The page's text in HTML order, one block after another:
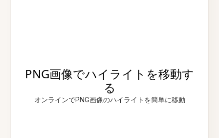
PNG画像でハイライトを移動す
る
オンラインでPNG画像のハイライトを簡単に移動